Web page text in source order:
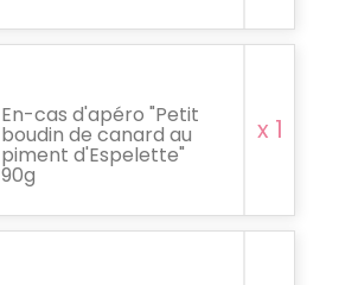
En-cas d'apéro "Petit
boudin de canard au
piment d'Espelette"
90g
x 1